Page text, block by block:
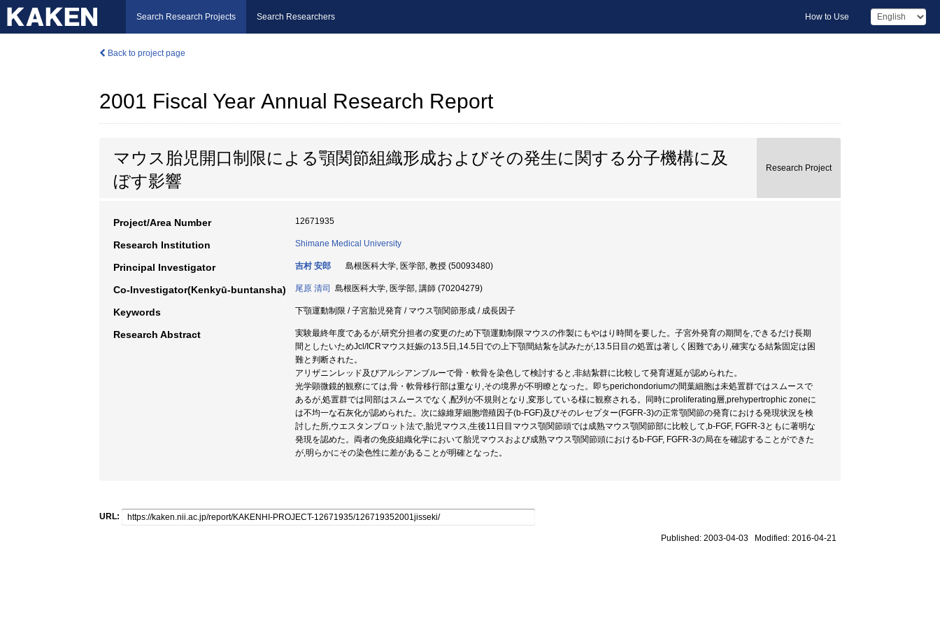
Search Research Projects Search Researchers How to Use
Back to project page
2001 Fiscal Year Annual Research Report
マウス胎児開口制限による顎関節組織形成およびその発生に関する分子機構に及
ぼす影響
Research Project
Project/Area Number 12671935
Research Institution Shimane Medical University
Principal Investigator 吉村 安郎 島根医科大学, 医学部, 教授 (50093480)
Co-Investigator(Kenkyū-buntansha) 尾原 清司 島根医科大学, 医学部, 講師 (70204279)
Keywords 下顎運動制限 / 子宮胎児発育 / マウス顎関節形成 / 成長因子
Research Abstract
実験最終年度であるが,研究分担者の変更のため下顎運動制限マウスの作製にもやはり時間を要した。子宮外発育の期間を,できるだけ長期
間としたいためJcl/ICRマウス妊娠の13.5日,14.5日での上下顎間結紮を試みたが,13.5日目の処置は著しく困難であり,確実なる結紮固定は困
難と判断された。
アリザニンレッド及びアルシアンブルーで骨・軟骨を染色して検討すると,非結紮群に比較して発育遅延が認められた。
光学顕微鏡的観察にては,骨・軟骨移行部は重なり,その境界が不明瞭となった。即ちperichondoriumの間葉細胞は未処置群ではスムースで
あるが,処置群では同部はスムースでなく,配列が不規則となり,変形している様に観察される。同時にproliferating層,prehypertrophic zoneに
は不均一な石灰化が認められた。次に線維芽細胞増殖因子(b-FGF)及びそのレセプター(FGFR-3)の正常顎関節の発育における発現状況を検
討した所,ウエスタンブロット法で,胎児マウス,生後11日目マウス顎関節頭では成熟マウス顎関節部に比較して,b-FGF, FGFR-3ともに著明な
発現を認めた。両者の免疫組織化学において胎児マウスおよび成熟マウス顎関節頭におけるb-FGF, FGFR-3の局在を確認することができた
が,明らかにその染色性に差があることが明確となった。
URL:
Published: 2003-04-03 Modified: 2016-04-21